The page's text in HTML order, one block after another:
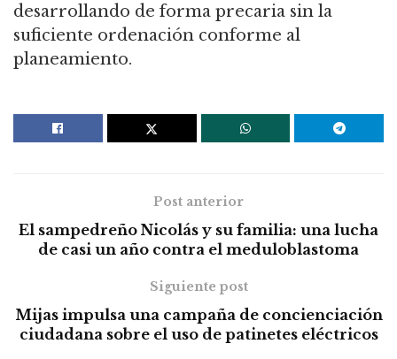
desarrollando de forma precaria sin la
suficiente ordenación conforme al
planeamiento.
Post anterior
El sampedreño Nicolás y su familia: una lucha
de casi un año contra el meduloblastoma
Siguiente post
Mijas impulsa una campaña de concienciación
ciudadana sobre el uso de patinetes eléctricos